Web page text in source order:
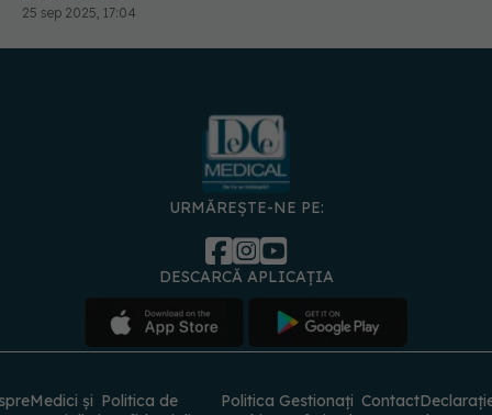
25 sep 2025, 17:04
URMĂREȘTE-NE PE:
DESCARCĂ APLICAȚIA
Medici și Politica de
Politica Gestionați Contact